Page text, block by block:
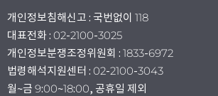
개인정보침해신고 : 국번없이 118
대표전화 : 02-2100-3025
개인정보분쟁조정위원회 : 1833-6972
법령해석지원센터 : 02-2100-3043
월~금 9:00~18:00, 공휴일 제외